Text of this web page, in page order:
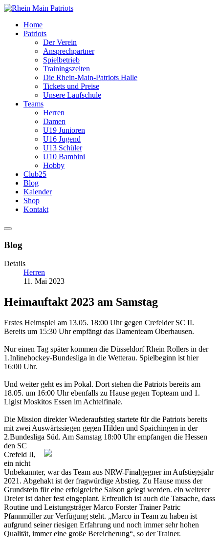
Home
Patriots
Der Verein
Ansprechpartner
Spielbetrieb
Trainingszeiten
Die Rhein-Main-Patriots Halle
Tickets und Preise
Unsere Laufschule
Teams
Herren
Damen
U19 Junioren
U16 Jugend
U13 Schüler
U10 Bambini
Hobby
Club25
Blog
Kalender
Shop
Kontakt
Blog
Details
Herren
11. Mai 2023
Heimauftakt 2023 am Samstag
Erstes Heimspiel am 13.05. 18:00 Uhr gegen Crefelder SC II.
Bereits um 15:30 Uhr empfängt das Damenteam Oberhausen.
Nur einen Tag später kommen die Düsseldorf Rhein Rollers in der
1.Inlinehockey-Bundesliga in die Wetterau. Spielbeginn ist hier
16:00 Uhr.
Und weiter geht es im Pokal. Dort stehen die Patriots bereits am
18.05. um 16:00 Uhr ebenfalls zu Hause gegen Topteam und 1.
Ligist Moskitos Essen im Achtelfinale.
Die Mission direkter Wiederaufstieg startete für die Patriots bereits
mit zwei Auswärtssiegen gegen Hilden und Spaichingen in der
2.Bundesliga Süd. Am Samstag 18:00 Uhrempfangen die Hessen
den SC
Crefeld II,
ein nicht
Unbekannter, war das Team aus NRW-Finalgegner im Aufstiegsjahr
2021. Abgehakt ist der fragwürdige Abstieg. Zu Hause muss der
Grundstein für eine erfolgreiche Saison gelegt werden. ein weiterer
Dreier ist daher fest eingeplant. Erfreulich ist auch die Tatsache, dass
Routine und Leistungsträger Marco Forster Trainer Patric
Pfannmüller zur Verfügung steht. „Marco in Team zu haben ist
aufgrund seiner riesigen Erfahrung und noch immer sehr hohen
Qualität, immer eine große Bereicherung“, so der Trainer.